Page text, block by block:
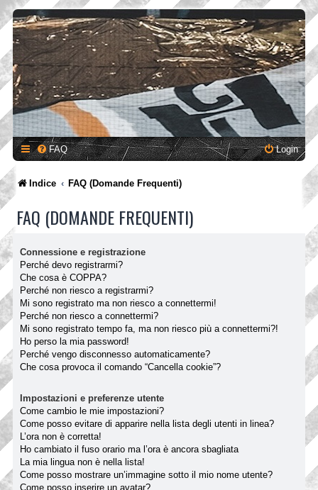
FAQ Login
Indice FAQ (Domande Frequenti)
FAQ (DOMANDE FREQUENTI)
Connessione e registrazione
Perché devo registrarmi?
Che cosa è COPPA?
Perché non riesco a registrarmi?
Mi sono registrato ma non riesco a connettermi!
Perché non riesco a connettermi?
Mi sono registrato tempo fa, ma non riesco più a connettermi?!
Ho perso la mia password!
Perché vengo disconnesso automaticamente?
Che cosa provoca il comando “Cancella cookie”?
Impostazioni e preferenze utente
Come cambio le mie impostazioni?
Come posso evitare di apparire nella lista degli utenti in linea?
L’ora non è corretta!
Ho cambiato il fuso orario ma l’ora è ancora sbagliata
La mia lingua non è nella lista!
Come posso mostrare un’immagine sotto il mio nome utente?
Come posso inserire un avatar?